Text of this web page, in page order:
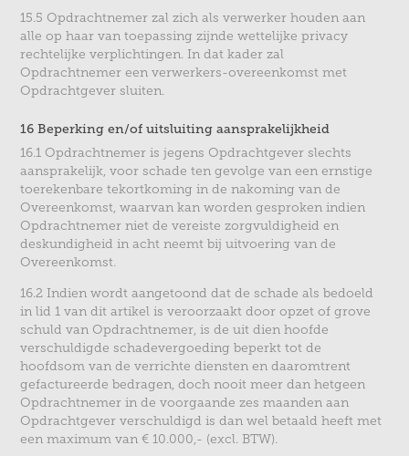
15.5 Opdrachtnemer zal zich als verwerker houden aan
alle op haar van toepassing zijnde wettelijke privacy
rechtelijke verplichtingen. In dat kader zal
Opdrachtnemer een verwerkers-overeenkomst met
Opdrachtgever sluiten.
16 Beperking en/of uitsluiting aansprakelijkheid
16.1 Opdrachtnemer is jegens Opdrachtgever slechts
aansprakelijk, voor schade ten gevolge van een ernstige
toerekenbare tekortkoming in de nakoming van de
Overeenkomst, waarvan kan worden gesproken indien
Opdrachtnemer niet de vereiste zorgvuldigheid en
deskundigheid in acht neemt bij uitvoering van de
Overeenkomst.
16.2 Indien wordt aangetoond dat de schade als bedoeld
in lid 1 van dit artikel is veroorzaakt door opzet of grove
schuld van Opdrachtnemer, is de uit dien hoofde
verschuldigde schadevergoeding beperkt tot de
hoofdsom van de verrichte diensten en daaromtrent
gefactureerde bedragen, doch nooit meer dan hetgeen
Opdrachtnemer in de voorgaande zes maanden aan
Opdrachtgever verschuldigd is dan wel betaald heeft met
een maximum van € 10.000,- (excl. BTW).